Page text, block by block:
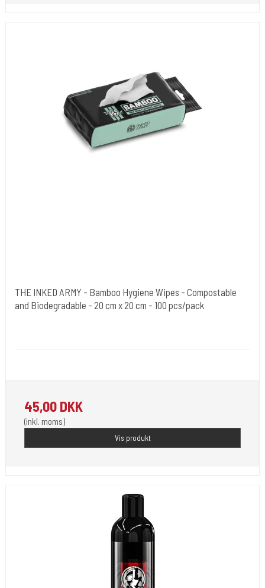
THE INKED ARMY - Bamboo Hygiene Wipes - Compostable
and Biodegradable - 20 cm x 20 cm - 100 pcs/pack
45,00 DKK
(inkl. moms)
Vis produkt